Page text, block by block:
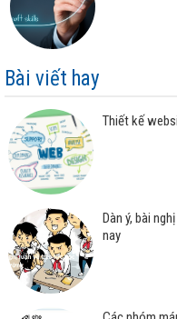
Bài viết hay
Thiết kế
Dàn ý, bài
nay